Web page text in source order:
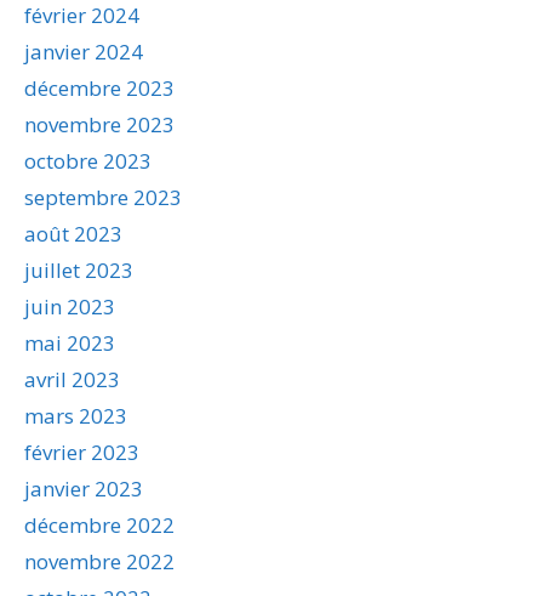
février 2024
janvier 2024
décembre 2023
novembre 2023
octobre 2023
septembre 2023
août 2023
juillet 2023
juin 2023
mai 2023
avril 2023
mars 2023
février 2023
janvier 2023
décembre 2022
novembre 2022